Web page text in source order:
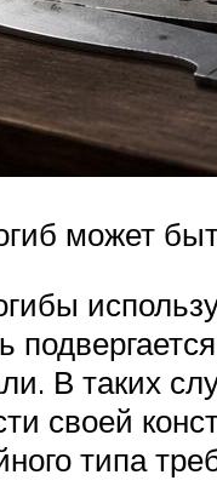
может
В таких
своей
типа